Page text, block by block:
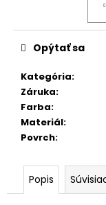
Kategória:
Záruka:
Farba:
Materiál:
Povrch:
Opýtať sa
Popis
a
m
KOŽENÝ
EXTRA
DLHÝ
KOŇAKOVÝ
454/SL/02
€30,90